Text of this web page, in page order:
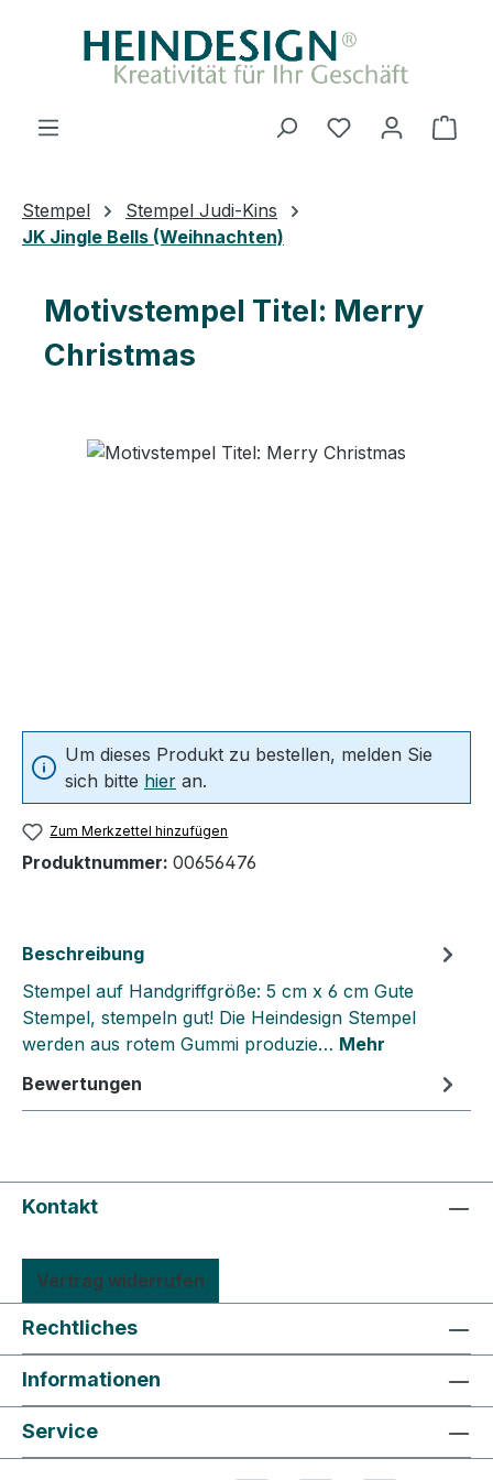
Zum Hauptinhalt springen
Du hast 0
Stempel
Stempel Judi-Kins
JK Jingle Bells (Weihnachten)
Motivstempel Titel: Merry
Christmas
Um dieses Produkt zu bestellen, melden Sie
sich bitte hier an.
Zum Merkzettel hinzufügen
Produktnummer: 00656476
Beschreibung
Stempel auf Handgriffgröße: 5 cm x 6 cm Gute
Stempel, stempeln gut! Die Heindesign Stempel
werden aus rotem Gummi produzie… Mehr
Bewertungen
Kontakt
Vertrag widerrufen
Rechtliches
Informationen
Service